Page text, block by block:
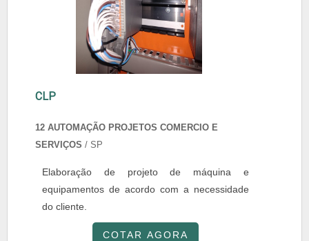
CLP
12 AUTOMAÇÃO PROJETOS COMERCIO E
SERVIÇOS / SP
Elaboração de projeto de máquina e
equipamentos de acordo com a necessidade
do cliente.
COTAR AGORA